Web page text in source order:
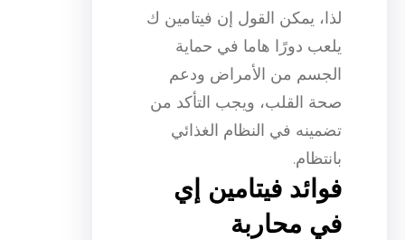
لذا، يمكن القول إن فيتامين ك
يلعب دورًا هاما في حماية
الجسم من الأمراض ودعم
صحة القلب، ويجب التأكد من
تضمينه في النظام الغذائي
بانتظام.
فوائد فيتامين إي
في محاربة